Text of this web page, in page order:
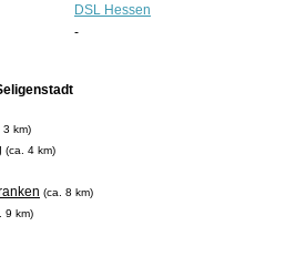
DSL Hessen
-
3 km)
(ca. 4 km)
(ca. 8 km)
9 km)